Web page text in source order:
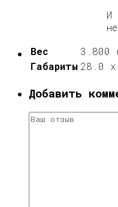
И
Вес
3.800
Габариты 28.0
Добавить